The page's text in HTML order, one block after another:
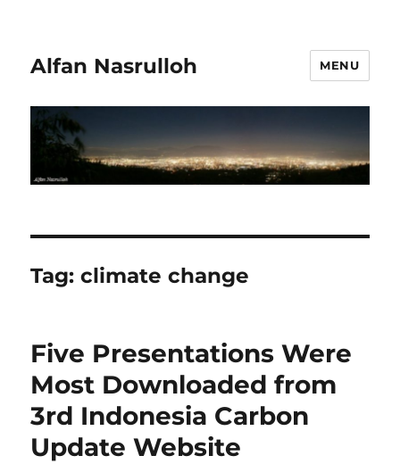
Alfan Nasrulloh MENU
Tag:climate change
Five Presentations Were
Most Downloaded from
3rd Indonesia Carbon
Update Website